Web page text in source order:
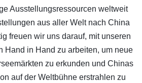
Ausstellungsressourcen weltweit
aus aller Welt nach China
freuen wir uns darauf, mit unseren
Hand in Hand zu arbeiten, um neue
zu erkunden und Chinas
auf der Weltbühne erstrahlen zu